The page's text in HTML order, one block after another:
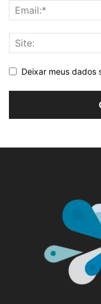
Deixar meus dados